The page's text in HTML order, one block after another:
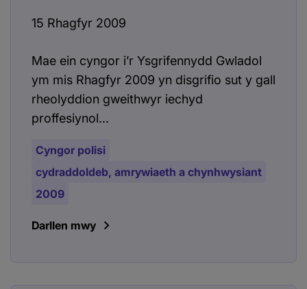
15 Rhagfyr 2009
Mae ein cyngor i’r Ysgrifennydd Gwladol
ym mis Rhagfyr 2009 yn disgrifio sut y gall
rheolyddion gweithwyr iechyd
proffesiynol...
Cyngor polisi
cydraddoldeb, amrywiaeth a chynhwysiant
2009
Darllen mwy